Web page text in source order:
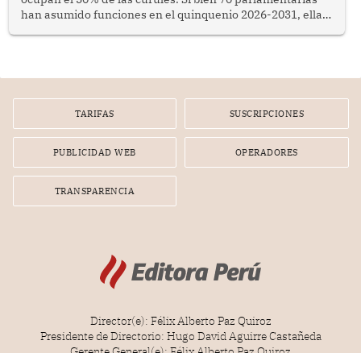
han asumido funciones en el quinquenio 2026-2031, ellas
TARIFAS SUSCRIPCIONES
PUBLICIDAD WEB OPERADORES
TRANSPARENCIA
Director(e): Félix Alberto Paz Quiroz
Presidente de Directorio: Hugo David Aguirre Castañeda